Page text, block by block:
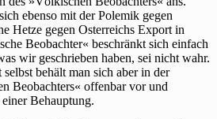
ebenso mit der Polemik gegen
Hetze gegen Osterreichs Export in
Beobachter« beschränkt sich einfach
wir geschrieben haben, sei nicht wahr.
behält man sich aber in der
Beobachters« offenbar vor und
Behauptung.